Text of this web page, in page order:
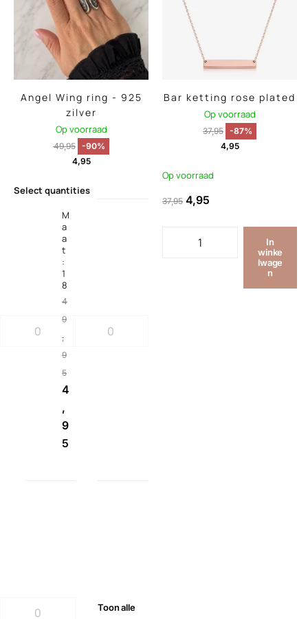
Angel Wing ring - 925
zilver
Op voorraad
49,95
-90%
4,95
Select quantities
M
a
a
t
:
1
8
4
9
,
9
5
4
,
9
5
Toonalle
Bar ketting rose plated
Op voorraad
37,95 -87%
4,95
Op voorraad
37,95 4,95
In
winke
lwage
n